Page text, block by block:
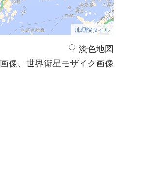
地理院タイル
淡色地図
像、世界衛星モザイク画像